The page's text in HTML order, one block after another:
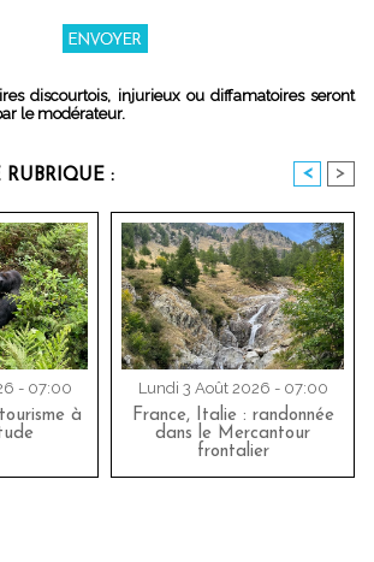
discourtois, injurieux ou diffamatoires seront
le modérateur.
: < >
- 07:00
à
Lundi 3 Août 2026 - 07:00
France, Italie : randonnée
dans le Mercantour
frontalier